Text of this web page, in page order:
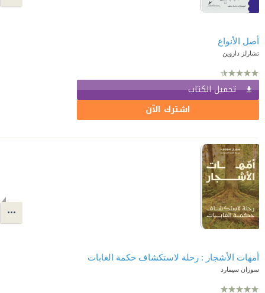
أصل الأنواع
تشارلز داروين
تحميل الكتاب
اشترك الآن
أمهات الأشجار : رحلة لاستكشاف حكمة الغابات
سوزان سيمارد